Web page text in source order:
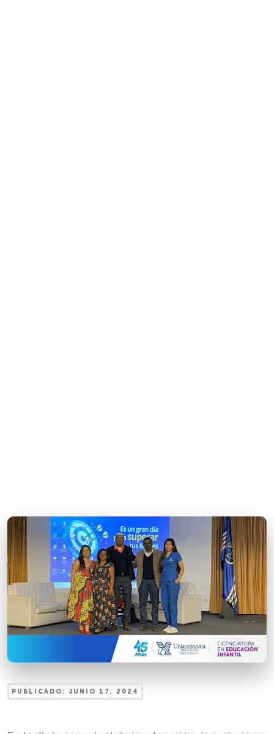
PUBLICADO: JUNIO 17, 2024